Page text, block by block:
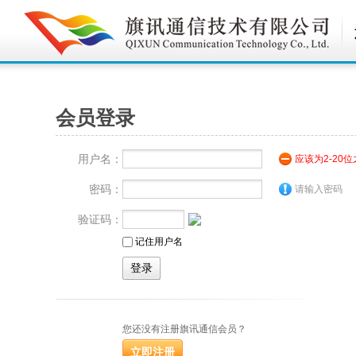
会员登录
用户名： 应该为2-20位
密码： 请输入密码
验证码：
记住用户名
您还没有注册旗讯通信会员？